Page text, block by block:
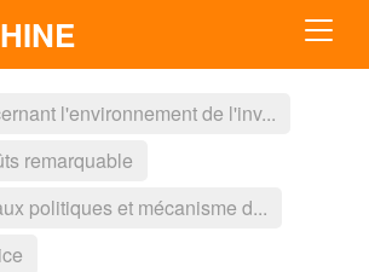
l'environnement de l'inv...
remarquable
politiques et mécanisme d...